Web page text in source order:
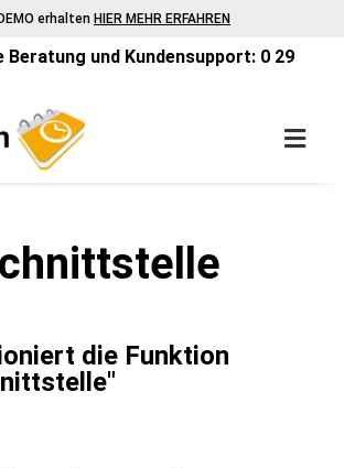
erhalten HIER MEHR ERFAHREN
Beratung und Kundensupport: 0 29
die Funktion